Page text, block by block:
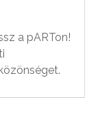
a pARTon!